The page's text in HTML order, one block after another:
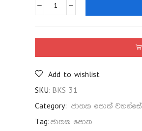
Add to wishlist
SKU: BKS 31
Category: ජාතක පොත් වහන්සේ
Tag:ජාතක පොත